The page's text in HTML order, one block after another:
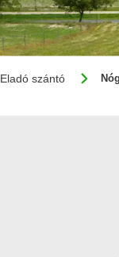
Eladó szántó